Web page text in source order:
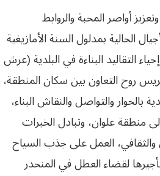
أواصر المحبة والروابط
الحالية بمدلول السنة الأمازيغية
التقاليد البناءة في البلدية (عرش
روح التعاون بين سكان المنطقة،
بالحوار والتواصل والنقاش البناء،
منطقة علوان، وتبادل الخبرات
والثقافي، العمل على جذب السياح
لقضاء العطل في المنحدر